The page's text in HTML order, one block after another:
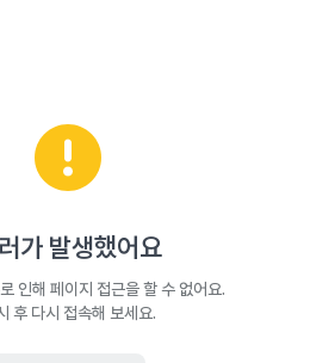
가 발생했어요
인해 페이지 접근을 할 수 없어요.
후 다시 접속해 보세요.